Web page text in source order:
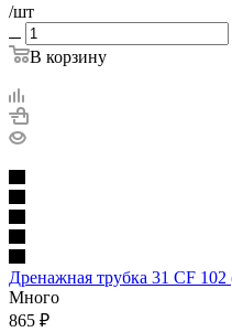
/шт
В корзину
Дренажная трубка 31 CF
Много
865 ₽